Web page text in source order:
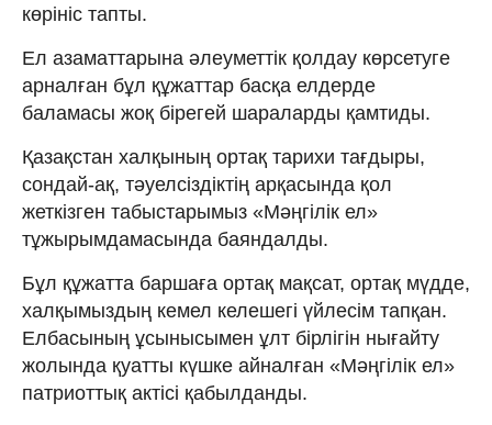
көрініс тапты.
Ел азаматтарына әлеуметтік қолдау көрсетуге
арналған бұл құжаттар басқа елдерде
баламасы жоқ бірегей шараларды қамтиды.
Қазақстан халқының ортақ тарихи тағдыры,
сондай-ақ, тәуелсіздіктің арқасында қол
жеткізген табыстарымыз «Мәңгілік ел»
тұжырымдамасында баяндалды.
Бұл құжатта баршаға ортақ мақсат, ортақ мүдде,
халқымыздың кемел келешегі үйлесім тапқан.
Елбасының ұсынысымен ұлт бірлігін нығайту
жолында қуатты күшке айналған «Мәңгілік ел»
патриоттық актісі қабылданды.